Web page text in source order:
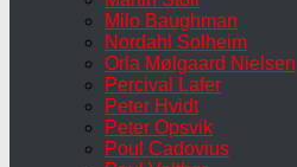
Milo Baughman
Nordahl Solheim
Orla Mølgaard Nielsen
Percival Lafer
Peter Hvidt
Peter Opsvik
Poul Cadovius